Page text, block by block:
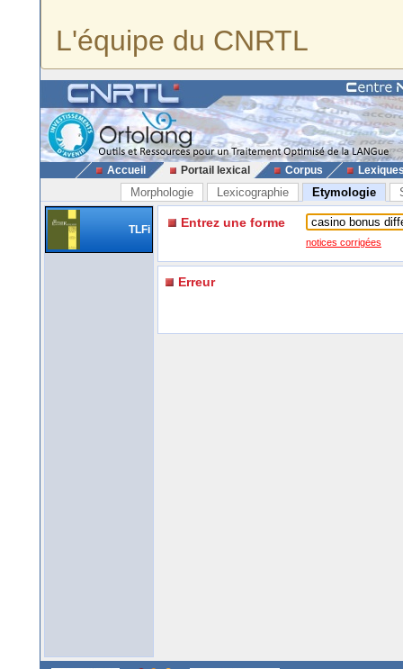
L'équipe du CNRTL
Accueil Portail lexical Corpus
Morphologie Lexicographie Etymologie
TLFi Entrez une forme
notices corrigées
Erreur